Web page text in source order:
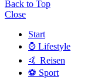
Back to Top
Close
Start
⌚️ Lifestyle
🤙 Reisen
⚽️ Sport